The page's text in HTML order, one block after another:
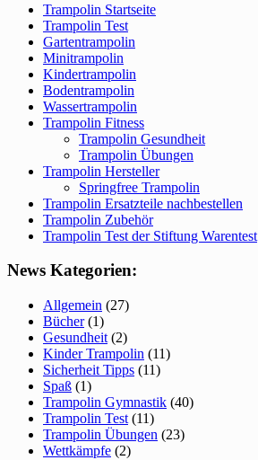
Trampolin Startseite
Trampolin Test
Gartentrampolin
Minitrampolin
Kindertrampolin
Bodentrampolin
Wassertrampolin
Trampolin Fitness
Trampolin Gesundheit
Trampolin Übungen
Trampolin Hersteller
Springfree Trampolin
Trampolin Ersatzteile nachbestellen
Trampolin Zubehör
Trampolin Test der Stiftung Warentest
News Kategorien:
Allgemein (27)
Bücher(1)
Gesundheit (2)
Kinder Trampolin (11)
Sicherheit Tipps (11)
Spaß (1)
Trampolin Gymnastik (40)
Trampolin Test (11)
Trampolin Übungen (23)
Wettkämpfe (2)